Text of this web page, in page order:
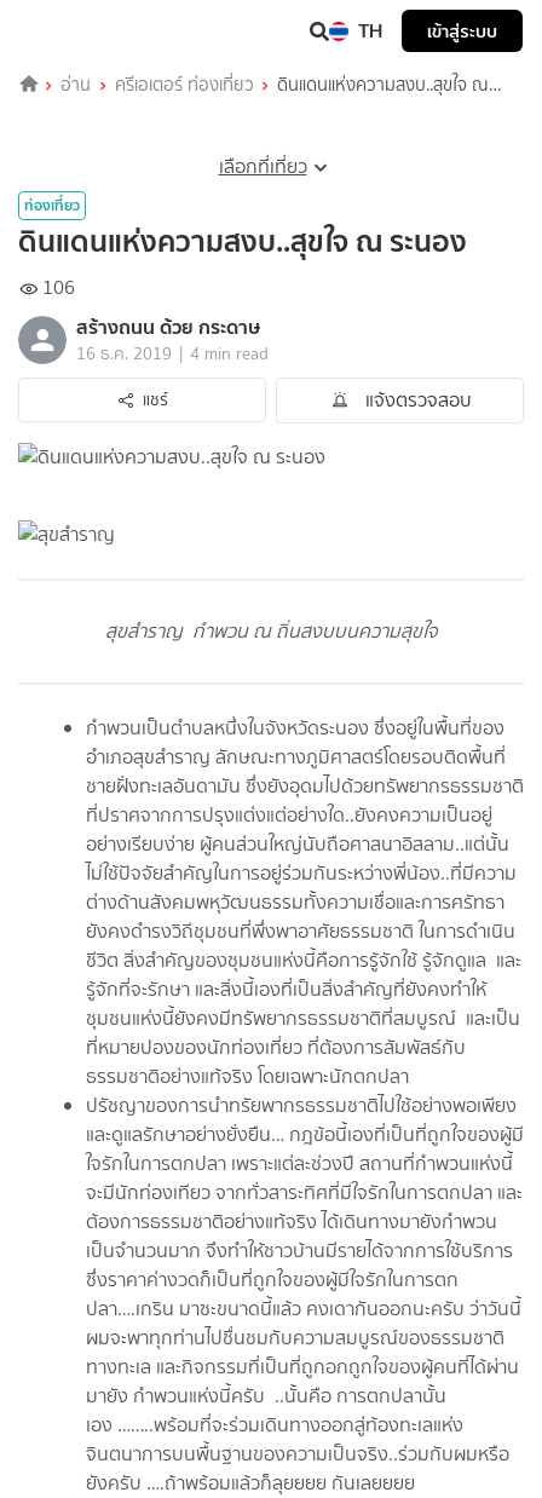
TH เข้าสู่ระบบ
อ่าน ครีเอเตอร์ ท่องเที่ยว
ดินแดนแห่งความสงบ..สุขใจ ณ
เลือกที่เที่ยว
ท่องเที่ยว
ดินแดนแห่งความสงบ..สุขใจ ณ ระนอง
106
สร้างถนน ด้วย กระดาษ
16 ธ.ค. 2019 | 4 min read
แชร์
แจ้งตรวจสอบ
สุขสำราญ กำพวน ณ ถิ่นสงบบนความสุขใจ
กำพวนเป็นตำบลหนึ่งในจังหวัดระนอง ซึ่งอยู่ในพื้นที่ของ
อำเภอสุขสำราญ ลักษณะทางภูมิศาสตร์โดยรอบติดพื้นที่
ชายฝั่งทะเลอันดามัน ซึ่งยังอุดมไปด้วยทรัพยากรธรรมชาติ
ที่ปราศจากการปรุงแต่งแต่อย่างใด..ยังคงความเป็นอยู่
อย่างเรียบง่าย ผู้คนส่วนใหญ่นับถือศาสนาอิสลาม..แต่นั้น
ไม่ใช้ปัจจัยสำคัญในการอยู่ร่วมกันระหว่างพี่น้อง..ที่มีความ
ต่างด้านสังคมพหุวัฒนธรรมทั้งความเชื่อและการศรัทธา
ยังคงดำรงวิถีชุมชนที่พึ่งพาอาศัยธรรมชาติ ในการดำเนิน
ชีวิต สิ่งสำคัญของชุมชนแห่งนี้คือการรู้จักใช้ รู้จักดูแล และ
รู้จักที่จะรักษา และสิ่งนี้เองที่เป็นสิ่งสำคัญที่ยังคงทำให้
ชุมชนแห่งนี้ยังคงมีทรัพยากรธรรมชาติที่สมบูรณ์ และเป็น
ที่หมายปองของนักท่องเที่ยว ที่ต้องการสัมพัสธ์กับ
ธรรมชาติอย่างแท้จริง โดยเฉพาะนักตกปลา
ปรัชญาของการนำทรัยพากรธรรมชาติไปใช้อย่างพอเพียง
และดูแลรักษาอย่างยั่งยืน… กฎข้อนี้เองที่เป็นที่ถูกใจของผู้มี
ใจรักในการตกปลา เพราะแต่ละช่วงปี สถานที่กำพวนแห่งนี้
จะมีนักท่องเทียว จากทั่วสาระทิศที่มีใจรักในการตกปลา และ
ต้องการธรรมชาติอย่างแท้จริง ได้เดินทางมายังกำพวน
เป็นจำนวนมาก จึงทำให้ชาวบ้านมีรายได้จากการใช้บริการ
ซึ่งราคาค่างวดก็เป็นที่ถูกใจของผู้มีใจรักในการตก
ปลา….เกริน มาซะขนาดนี้แล้ว คงเดากันออกนะครับ ว่าวันนี้
ผมจะพาทุกท่านไปชื่นชมกับความสมบูรณ์ของธรรมชาติ
ทางทะเล และกิจกรรมที่เป็นที่ถูกอกถูกใจของผู้คนที่ได้ผ่าน
มายัง กำพวนแห่งนี้ครับ ..นั้นคือ การตกปลานั้น
เอง ……..พร้อมที่จะร่วมเดินทางออกสู่ท้องทะเลแห่ง
จินตนาการบนพื้นฐานของความเป็นจริง..ร่วมกับผมหรือ
ยังครับ ….ถ้าพร้อมแล้วก็ลุยยยย กันเลยยยย